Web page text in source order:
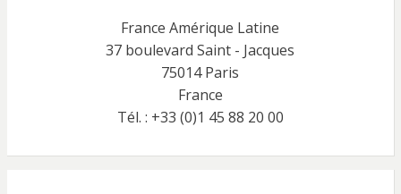
France Amérique Latine
37 boulevard Saint - Jacques
75014 Paris
France
Tél. : +33 (0)1 45 88 20 00